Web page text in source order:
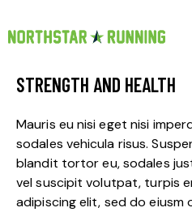
STRENGTH AND HEALTH
Mauris eu nisi eget nisi
sodales vehicula risus.
blandit tortor eu, sodales
vel suscipit volutpat, turpis
adipiscing elit, sed do